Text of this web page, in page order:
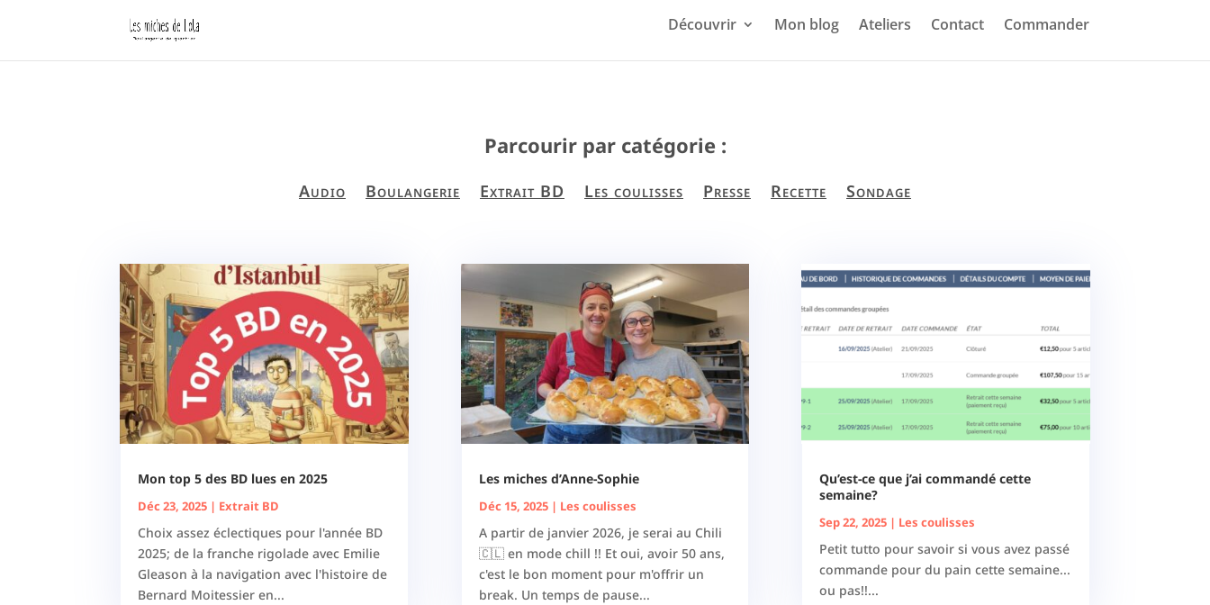
Découvrir Mon blog Ateliers Contact Commander
Parcourir par catégorie :
Audio Boulangerie Extrait BD Les coulisses Presse Recette Sondage
Mon top 5 des BD lues en 2025
Déc 23, 2025 | Extrait BD
Choix assez éclectiques pour l'année BD
2025; de la franche rigolade avec Emilie
Gleason à la navigation avec l'histoire de
Bernard Moitessier en...
Les miches d’Anne-Sophie
Déc 15, 2025| Les coulisses
A partir de janvier 2026, je serai au Chili
🇨🇱 en mode chill !! Et oui, avoir 50 ans,
c'est le bon moment pour m'offrir un
break. Un temps de pause...
Qu’est-ce que j’ai commandé cette
semaine?
Sep 22, 2025| Les coulisses
Petit tutto pour savoir si vous avez passé
commande pour du pain cette semaine...
ou pas!!...